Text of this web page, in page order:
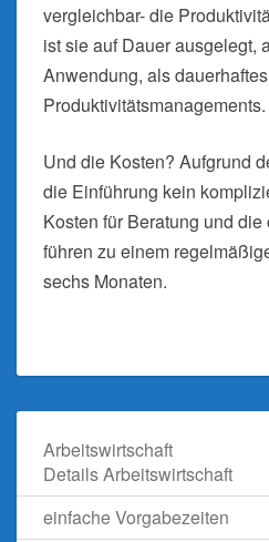
vergleichbar- die
ist sie auf Dauer ausgelegt,
Anwendung, als
Produktivitätsmanagements.
Und die Kosten? Aufgrund
die Einführung kein
Kosten für Beratung und
führen zu einem
sechs Monaten.
Arbeitswirtschaft
Details Arbeitswirtschaft
einfache Vorgabezeiten